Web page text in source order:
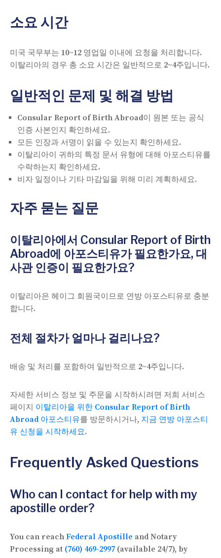
소요 시간
미국 국무부는 10~12 영업일 이내에 요청을 처리합니다.
이탈리아의 경우 총 소요 시간은 일반적으로 2~4주입니다.
일반적인 문제 및 해결 방법
Consular Report of Birth Abroad이 원본 또는 공식
인증 사본인지 확인하세요.
모든 인장과 서명이 읽을 수 있는지 확인하세요.
이탈리아이 귀하의 특정 문서 유형에 대해 아포스티유를
수락하는지 확인하세요.
비자 일정이나 기타 마감일을 위해 미리 계획하세요.
자주 묻는 질문
이탈리아에서 Consular Report of Birth
Abroad에 아포스티유가 필요한가요, 대
사관 인증이 필요한가요?
이탈리아은 헤이그 회원국이므로 연방 아포스티유로 충분
합니다.
전체 절차가 얼마나 걸리나요?
배송 및 처리를 포함하여 일반적으로 2~4주입니다.
자세한 서비스 정보 및 주문을 시작하시려면 저희 서비스
페이지 이탈리아을 위한 Consular Report of Birth
Abroad 아포스티유를 방문하시거나, 지금 연방 아포스티
유 신청을 시작하세요.
Frequently Asked Questions
Who can I contact for help with my
apostille order?
You can reach Federal Apostille and Notary
Processing at (760) 469-2997 (available 24/7), by